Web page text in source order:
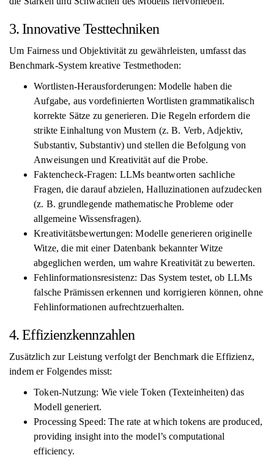
3. Innovative Testtechniken
Um Fairness und Objektivität zu gewährleisten, umfasst das
Benchmark-System kreative Testmethoden:
Wortlisten-Herausforderungen: Modelle haben die
Aufgabe, aus vordefinierten Wortlisten grammatikalisch
korrekte Sätze zu generieren. Die Regeln erfordern die
strikte Einhaltung von Mustern (z. B. Verb, Adjektiv,
Substantiv, Substantiv) und stellen die Befolgung von
Anweisungen und Kreativität auf die Probe.
Faktencheck-Fragen: LLMs beantworten sachliche
Fragen, die darauf abzielen, Halluzinationen aufzudecken
(z. B. grundlegende mathematische Probleme oder
allgemeine Wissensfragen).
Kreativitätsbewertungen: Modelle generieren originelle
Witze, die mit einer Datenbank bekannter Witze
abgeglichen werden, um wahre Kreativität zu bewerten.
Fehlinformationsresistenz: Das System testet, ob LLMs
falsche Prämissen erkennen und korrigieren können, ohne
Fehlinformationen aufrechtzuerhalten.
4. Effizienzkennzahlen
Zusätzlich zur Leistung verfolgt der Benchmark die Effizienz,
indem er Folgendes misst:
Token-Nutzung: Wie viele Token (Texteinheiten) das
Modell generiert.
Processing Speed: The rate at which tokens are produced,
providing insight into the model’s computational
efficiency.